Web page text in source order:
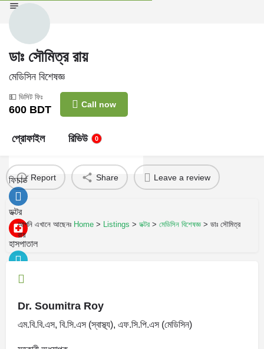
View all results
ফিচার্ড
ডক্টর
হাসপাতাল
ডেন্টিস্ট
সকল ডাক্তার
সকল লিস্টিং
মেডিকেল ফাইল চেকার
ডাঃ সৌমিত্র রায়
মেডিসিন বিশেষজ্ঞ
💵 ভিসিট ফিঃ
600 BDT Call now
প্রোফাইল রিভিউ 0
Report Share Leave a review
আপনি এখানে আছেনঃ Home > Listings > ডক্টর > মেডিসিন বিশেষজ্ঞ > ডাঃ সৌমিত্র
রায়
Dr. Soumitra Roy
এম.বি.বি.এস, বি.সি.এস (স্বাস্থ্য), এফ.সি.পি.এস (মেডিসিন)